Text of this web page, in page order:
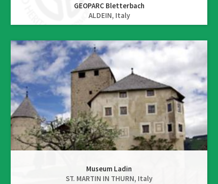
GEOPARC Bletterbach
ALDEIN, Italy
Museum Ladin
ST. MARTIN IN THURN, Italy